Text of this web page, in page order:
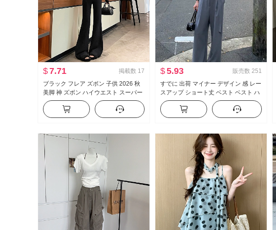
$7.71 掲載数 17
ブラック フレア ズボン 子供 2026 秋
美脚 神 ズボン ハイウエスト スーパー
モデル ズボン スリムフィット 伸縮性
カジュアル ラッパ スラックス
$5.93 販売数 251
すでに 出荷 マイナー デザイン 感 レー
スアップ ショート丈 ベスト ベスト ハ
イウエスト 垂 感 ワイド 脚 カジュアル
パンツ セットアップ